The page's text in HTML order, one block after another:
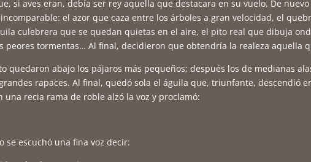
si aves eran, debía ser rey aquella que destacara en su vuelo. De
el azor que caza entre los árboles a gran velocidad, el
culebrera que se quedan quietas en el aire, el pito real que dibuja
peores tormentas… Al final, decidieron que obtendría la realeza aquella
quedaron abajo los pájaros más pequeños; después los de medianas
rapaces. Al final, quedó sola el águila que, triunfante, descendió
una recia rama de roble alzó la voz y proclamó:
se escuchó una fina voz decir: